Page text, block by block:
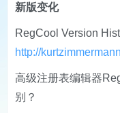
新版变化
RegCool Version
http://
高级注册表编辑器
别？